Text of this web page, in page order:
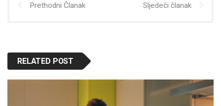
Prethodni Članak Sljedeći članak
RELATED POST